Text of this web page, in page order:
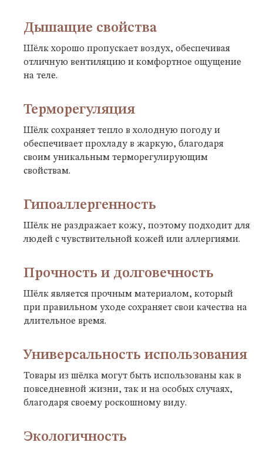
Дышащие свойства
Шёлк хорошо пропускает воздух, обеспечивая
отличную вентиляцию и комфортное ощущение
на теле.
Терморегуляция
Шёлк сохраняет тепло в холодную погоду и
обеспечивает прохладу в жаркую, благодаря
своим уникальным терморегулирующим
свойствам.
Гипоаллергенность
Шёлк не раздражает кожу, поэтому подходит для
людей с чувствительной кожей или аллергиями.
Прочность и долговечность
Шёлк является прочным материалом, который
при правильном уходе сохраняет свои качества на
длительное время.
Универсальность использования
Товары из шёлка могут быть использованы как в
повседневной жизни, так и на особых случаях,
благодаря своему роскошному виду.
Экологичность